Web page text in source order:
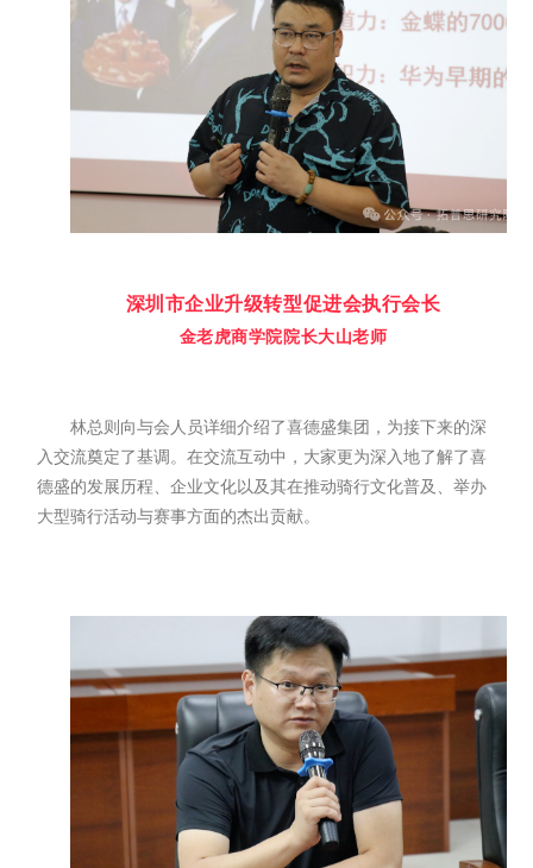
深圳市企业升级转型促进会执行会长
金老虎商学院院长大山老师
林总则向与会人员详细介绍了喜德盛集团，为接下来的深
入交流奠定了基调。在交流互动中，大家更为深入地了解了喜
德盛的发展历程、企业文化以及其在推动骑行文化普及、举办
大型骑行活动与赛事方面的杰出贡献。